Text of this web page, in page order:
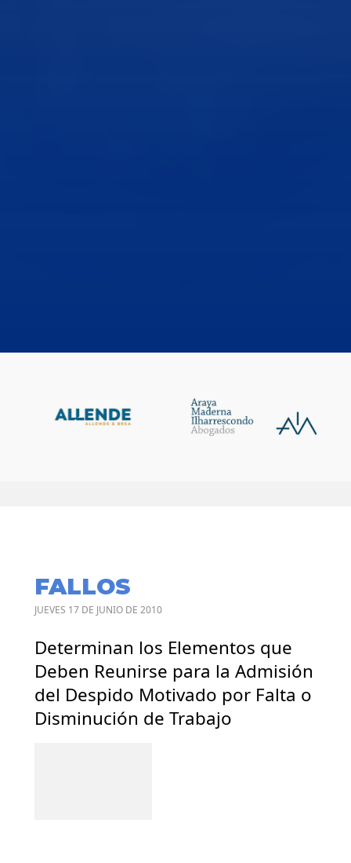
FALLOS
JUEVES 17 DE JUNIO DE 2010
Determinan los Elementos que
Deben Reunirse para la Admisión
del Despido Motivado por Falta o
Disminución de Trabajo